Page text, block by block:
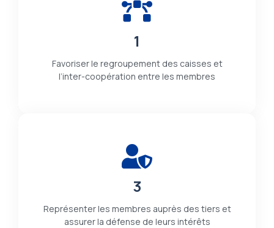
1
Favoriser le regroupement des caisses et
l’inter-coopération entre les membres
3
Représenter les membres auprès des tiers et
assurer la défense de leurs intérêts